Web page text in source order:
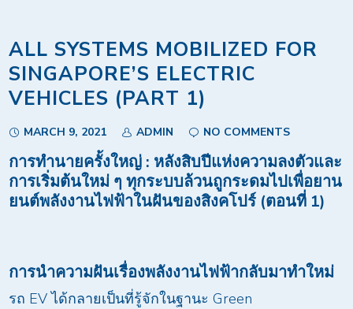
ALL SYSTEMS MOBILIZED FOR
SINGAPORE’S ELECTRIC
VEHICLES (PART 1)
MARCH 9, 2021 ADMIN NO COMMENTS
การทำนายครั้งใหญ่ : หลังสิบปีแห่งความลงตัวและ
การเริ่มต้นใหม่ ๆ ทุกระบบล้วนถูกระดมไปเพื่อยาน
ยนต์พลังงานไฟฟ้าในฝันของสิงคโปร์ (ตอนที่ 1)
การนำความฝันเรื่องพลังงานไฟฟ้ากลับมาทำใหม่
รถ EV ได้กลายเป็นที่รู้จักในฐานะ Green